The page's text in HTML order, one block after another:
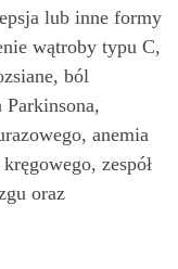
lub inne formy
wątroby typu C,
ból
anemia
zespół
oraz